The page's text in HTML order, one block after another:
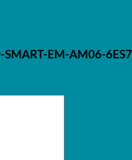
EM-AM06-